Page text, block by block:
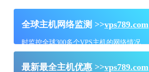
全球主机网络监测 >>vps789.com
时监控全球300多个VPS主机的网络情况
最新最全主机优惠 >>vps789.com